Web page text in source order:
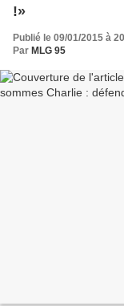
!»
Publié le 09/01/2015 à
Par MLG 95